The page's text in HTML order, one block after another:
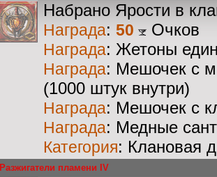
Набрано Ярости в
Награда: 50 Очков
Награда: Жетоны
Награда: Мешочек с
(1000 штук внутри)
Награда: Мешочек с
Награда: Медные
Категория: Клановая
Разжигатели пламени IV